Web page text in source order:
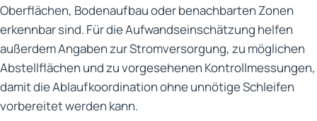
Oberflächen, Bodenaufbau oder benachbarten Zonen
erkennbar sind. Für die Aufwandseinschätzung helfen
außerdem Angaben zur Stromversorgung, zu möglichen
Abstellflächen und zu vorgesehenen Kontrollmessungen,
damit die Ablaufkoordination ohne unnötige Schleifen
vorbereitet werden kann.